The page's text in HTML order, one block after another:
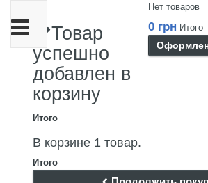
Нет товаров
0 грн Итого
Товар
успешно
добавлен в
корзину
Итого
В корзине 1 товар.
Итого
Переключить
навигации